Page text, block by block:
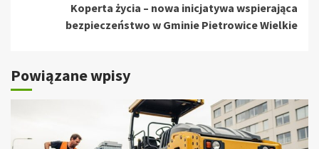
Koperta życia – nowa inicjatywa wspierająca
bezpieczeństwo w Gminie Pietrowice Wielkie
Powiązane wpisy